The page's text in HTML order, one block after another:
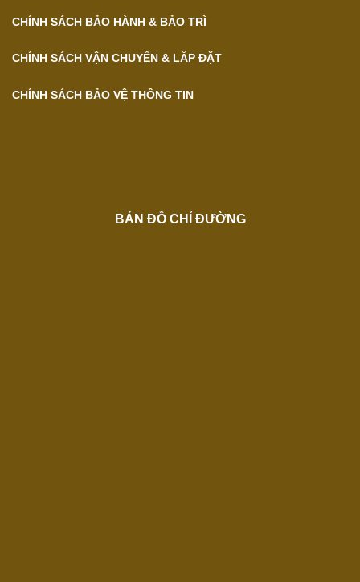
CHÍNH SÁCH BẢO HÀNH & BẢO TRÌ
CHÍNH SÁCH VẬN CHUYỂN & LẮP ĐẶT
CHÍNH SÁCH BẢO VỆ THÔNG TIN
BẢN ĐỒ CHỈ ĐƯỜNG